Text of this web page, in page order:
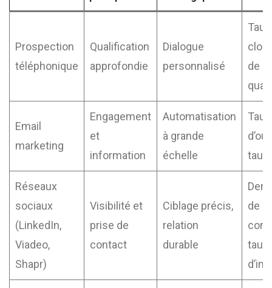
Prospection
téléphonique
Qualification
approfondie
Dialogue
personnalisé
de
Email
marketing
Engagement
et
information
Automatisation
à grande
échelle
Taux
taux
Réseaux
sociaux
(LinkedIn,
Viadeo,
Shapr)
Visibilité et
prise de
contact
Ciblage précis,
relation
durable
de
taux